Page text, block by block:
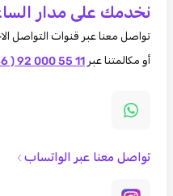
نخدمك على مدار
تواصل معنا عبر قنوات التواصل
أو مكالمتنا عبر ) 92 000 55 11
تواصل معنا عبر الواتساب